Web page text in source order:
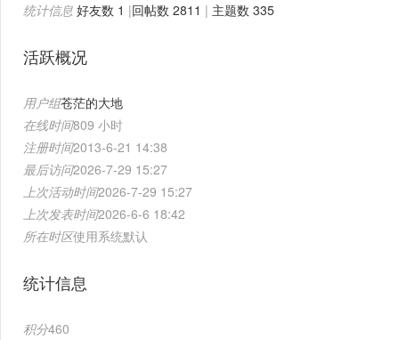
络
统计信息 好友数 1 |回帖数 2811 | 主题数 335
活跃概况
用户组苍茫的大地
在线时间809 小时
注册时间2013-6-21 14:38
最后访问2026-7-29 15:27
上次活动时间2026-7-29 15:27
上次发表时间2026-6-6 18:42
所在时区使用系统默认
统计信息
积分460